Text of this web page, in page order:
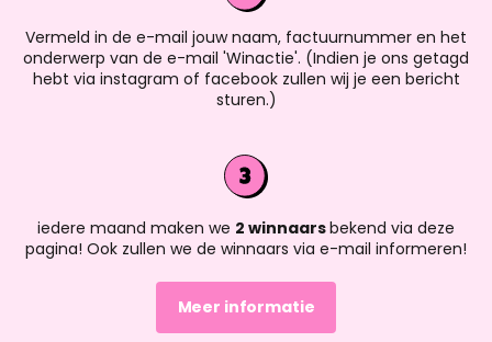
Vermeld in de e-mail jouw naam, factuurnummer en het
onderwerp van de e-mail 'Winactie'. (Indien je ons getagd
hebt via instagram of facebook zullen wij je een bericht
sturen.)
iedere maand maken we 2 winnaarsbekend via deze
pagina! Ook zullen we de winnaars via e-mail informeren!
Meer informatie